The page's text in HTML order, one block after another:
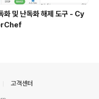
화 및 난독화 해제 도구 - Cy
고객센터